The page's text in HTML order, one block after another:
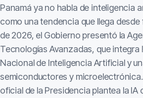
Panamá ya no habla de inteligencia
como una tendencia que llega desde
de 2026, el Gobierno presentó la
Tecnologías Avanzadas, que integra
Nacional de Inteligencia Artificial y
semiconductores y
oficial de la Presidencia plantea la IA